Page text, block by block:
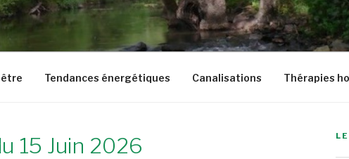
Tendances énergétiques Canalisations Thérapies
15 Juin 2026